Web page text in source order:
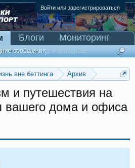
Войти или зарегистрироваться
вне беттинга
Архив
и путешествия на
вашего дома и офиса
сообщения
Блоги
Мониторинг
Сканер Pinnacle